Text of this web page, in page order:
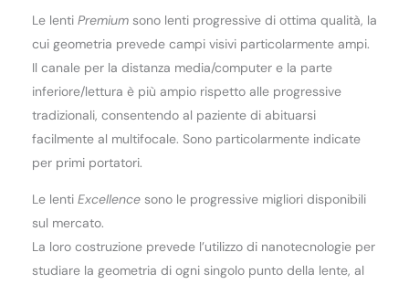
Le lenti Premium sono lenti progressive di ottima qualità, la
cui geometria prevede campi visivi particolarmente ampi.
Il canale per la distanza media/computer e la parte
inferiore/lettura è più ampio rispetto alle progressive
tradizionali, consentendo al paziente di abituarsi
facilmente al multifocale. Sono particolarmente indicate
per primi portatori.
Le lenti Excellence sono le progressive migliori disponibili
sul mercato.
La loro costruzione prevede l’utilizzo di nanotecnologie per
studiare la geometria di ogni singolo punto della lente, al